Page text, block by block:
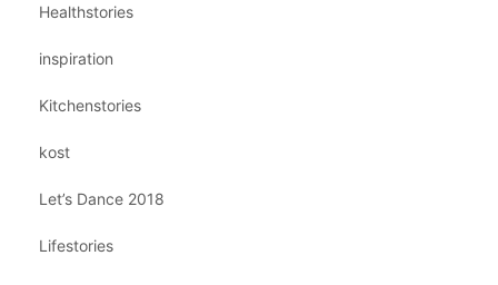
Healthstories
inspiration
Kitchenstories
kost
Let’s Dance 2018
Lifestories